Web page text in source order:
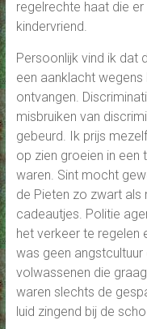
regelrechte haat die
kindervriend.
Persoonlijk vind ik dat
een aanklacht
ontvangen.
misbruiken van
gebeurd. Ik prijs
op zien groeien in een
waren. Sint mocht
de Pieten zo zwart als
cadeautjes. Politie
het verkeer te regelen
was geen
volwassenen die
waren slechts de
luid zingend bij de